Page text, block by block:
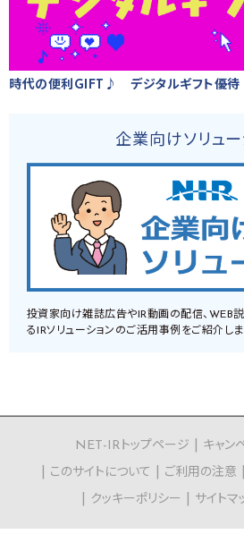
時代の便利GIFT♪ デジタルギフト優待
企業向けソリュー
投資家向け雑誌広告やIR動画の配信、WEB
るIRソリューションのご活用事例をご紹介しま
NET-IRトップページ キャン
このサイトについて
ご利用の注意
クッキーポリシー
サイトマ